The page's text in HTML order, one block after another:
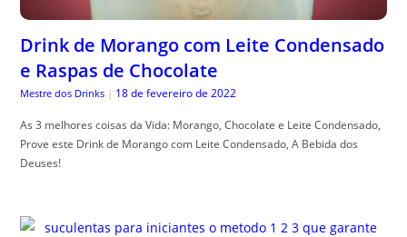
Drink de Morango com Leite Condensado
e Raspas de Chocolate
Mestre dos Drinks | 18 de fevereiro de 2022
As 3 melhores coisas da Vida: Morango, Chocolate e Leite Condensado,
Prove este Drink de Morango com Leite Condensado, A Bebida dos
Deuses!